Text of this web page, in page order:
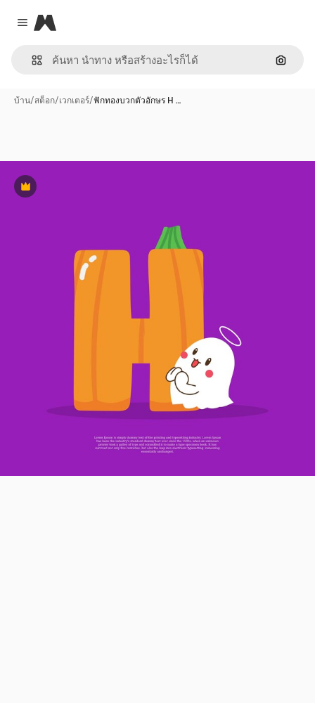
Close menu
Magnific
ค้นหา
บ้าน/สต็อก/เวกเตอร์/ฟักทองบวกตัวอักษร H …
พรีเมี่ยม